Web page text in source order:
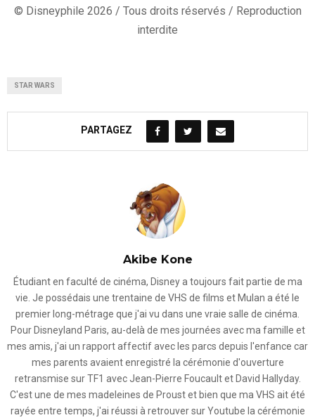
© Disneyphile 2026 / Tous droits réservés / Reproduction
interdite
STAR WARS
PARTAGEZ
Akibe Kone
Étudiant en faculté de cinéma, Disney a toujours fait partie de ma
vie. Je possédais une trentaine de VHS de films et Mulan a été le
premier long-métrage que j'ai vu dans une vraie salle de cinéma.
Pour Disneyland Paris, au-delà de mes journées avec ma famille et
mes amis, j'ai un rapport affectif avec les parcs depuis l'enfance car
mes parents avaient enregistré la cérémonie d'ouverture
retransmise sur TF1 avec Jean-Pierre Foucault et David Hallyday.
C'est une de mes madeleines de Proust et bien que ma VHS ait été
rayée entre temps, j'ai réussi à retrouver sur Youtube la cérémonie